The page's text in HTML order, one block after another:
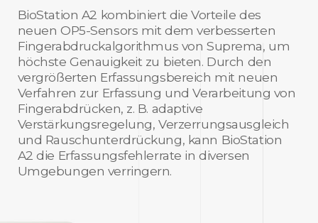
BioStation A2 kombiniert die Vorteile des
neuen OP5-Sensors mit dem verbesserten
Fingerabdruckalgorithmus von Suprema, um
höchste Genauigkeit zu bieten. Durch den
vergrößerten Erfassungsbereich mit neuen
Verfahren zur Erfassung und Verarbeitung von
Fingerabdrücken, z. B. adaptive
Verstärkungsregelung, Verzerrungsausgleich
und Rauschunterdrückung, kann BioStation
A2 die Erfassungsfehlerrate in diversen
Umgebungen verringern.